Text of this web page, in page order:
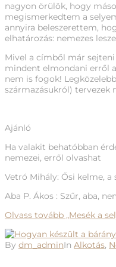
nagyon örülök, hogy
megismerkedtem a
annyira beleszerettem,
elhatározás: nemezes
Mivel a címből már
mindent elmondani erről
nem is fogok!
származásukról) tervezek
Ajánló
Ha valakit behatóbban
nemezei, erről olvashat
Vetró Mihály: Ősi kelme, a
Aba P. Ákos : Szűr, aba,
Olvass tovább „Mesék a
By dm_adminIn Alkotás,